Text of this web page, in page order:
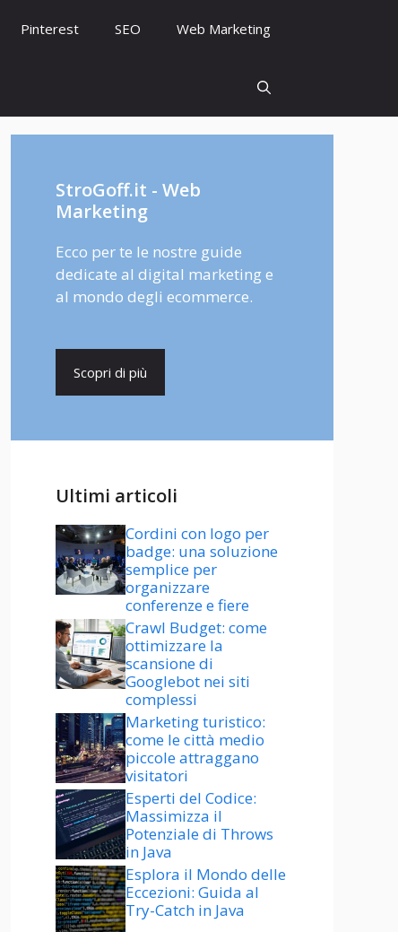
Pinterest SEO Web Marketing
StroGoff.it - Web
Marketing
Ecco per te le nostre guide
dedicate al digital marketing e
al mondo degli ecommerce.
Scopri di più
Ultimi articoli
Cordini con logo per
badge: una soluzione
semplice per
organizzare
conferenze e fiere
Crawl Budget: come
ottimizzare la
scansione di
Googlebot nei siti
complessi
Marketing turistico:
come le città medio
piccole attraggano
visitatori
Esperti del Codice:
Massimizza il
Potenziale di Throws
in Java
Esplora il Mondo delle
Eccezioni: Guida al
Try-Catch in Java